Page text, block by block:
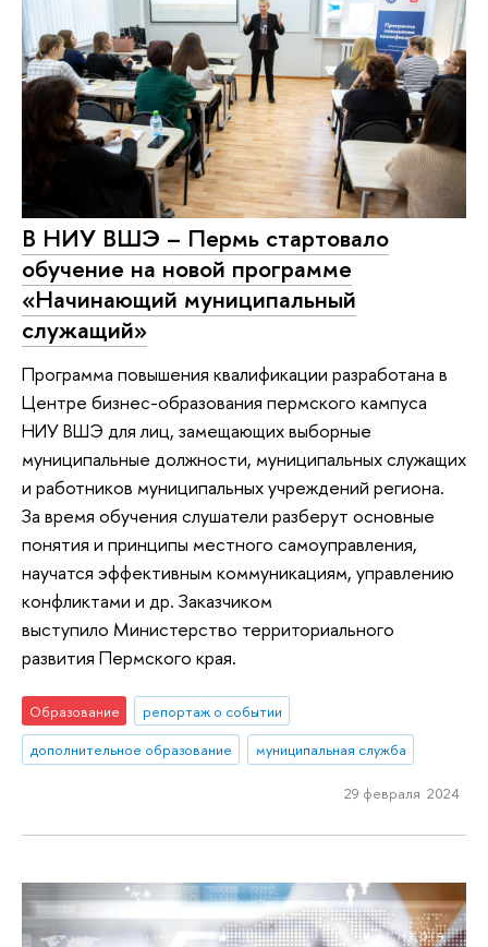
В НИУ ВШЭ – Пермь стартовало
обучение на новой программе
«Начинающий муниципальный
служащий»
Программа повышения квалификации разработана в
Центре бизнес-образования пермского кампуса
НИУ ВШЭ для лиц, замещающих выборные
муниципальные должности, муниципальных служащих
и работников муниципальных учреждений региона.
За время обучения слушатели разберут основные
понятия и принципы местного самоуправления,
научатся эффективным коммуникациям, управлению
конфликтами и др. Заказчиком
выступило Министерство территориального
развития Пермского края.
Образование
репортаж о событии
дополнительное образование
муниципальная служба
29 февраля 2024